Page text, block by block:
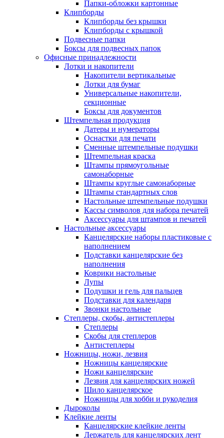
Папки-обложки картонные
Клипборды
Клипборды без крышки
Клипборды с крышкой
Подвесные папки
Боксы для подвесных папок
Офисные принадлежности
Лотки и накопители
Накопители вертикальные
Лотки для бумаг
Универсальные накопители,
секционные
Боксы для документов
Штемпельная продукция
Датеры и нумераторы
Оснастки для печати
Сменные штемпельные подушки
Штемпельная краска
Штампы прямоугольные
самонаборные
Штампы круглые самонаборные
Штампы стандартных слов
Настольные штемпельные подушки
Кассы символов для набора печатей
Аксессуары для штампов и печатей
Настольные аксессуары
Канцелярские наборы пластиковые с
наполнением
Подставки канцелярские без
наполнения
Коврики настольные
Лупы
Подушки и гель для пальцев
Подставки для календаря
Звонки настольные
Степлеры, скобы, антистеплеры
Степлеры
Скобы для степлеров
Антистеплеры
Ножницы, ножи, лезвия
Ножницы канцелярские
Ножи канцелярские
Лезвия для канцелярских ножей
Шило канцелярское
Ножницы для хобби и рукоделия
Дыроколы
Клейкие ленты
Канцелярские клейкие ленты
Держатель для канцелярских лент